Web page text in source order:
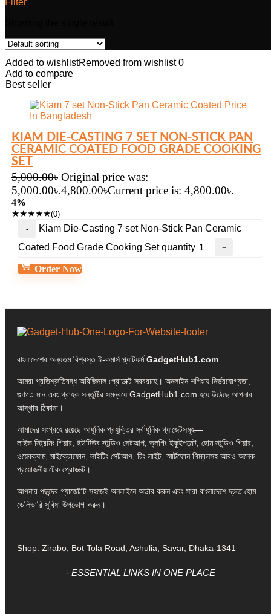
Filter
Added to wishlistRemoved from wishlist 0
Add to compare
Best seller
KIAM DIE-CASTING 7 SET NON-STICK PAN
CERAMIC COATED FOOD GRADE COOKING
SET
5,000.00৳ Original price was:
5,000.00৳.4,800.00৳Current price is: 4,800.00৳.
4%
★★★★★(0)
Kiam Die-Casting 7 set Non-Stick Pan Ceramic
Coated Food Grade Cooking Set quantity
Order Now
বাংলাদেশের অন্যতম বিশ্বস্ত ই-কমার্স প্ল্যাটফর্মGadgetHub1.com
আমরা প্রতিশ্রুতিবদ্ধ অরিজিনাল প্রোডাক্ট সরবরাহে। অনলাইন শপিংয়ে নির্ভরযোগ্যতা,
গুণগত মান এবং গ্রাহক সন্তুষ্টির সমন্বয়ে GadgetHub1.com হয়ে উঠেছে আপনার
আস্থার ঠিকানা।
আমাদের সংগ্রহে রয়েছে আধুনিক প্রযুক্তির সর্বাধুনিক গ্যাজেটসমূহ—
লাইভ স্ট্রিমিং গিয়ার, ইউটিউব স্টুডিও সেটআপ, ভ্লগিং ইকুইপমেন্ট, হোম স্টুডিও গিয়ার,
ওয়েবক্যাম, মাইক্রোফোন, লাইটিং সেটআপ, রিং লাইট, স্মার্টফোন গিম্বলসহ আরও অনেক
প্রয়োজনীয় টেক প্রোডাক্ট।
আপনার পছন্দের গ্যাজেটটি সহজেই অনলাইনে অর্ডার করুন এবং সারা বাংলাদেশে দ্রুত হোম
ডেলিভারি সুবিধা উপভোগ করুন।
Shop: Zirabo, Bot Tola Road, Ashulia, Savar, Dhaka-1341
- ESSENTIAL LINKS IN ONE PLACE